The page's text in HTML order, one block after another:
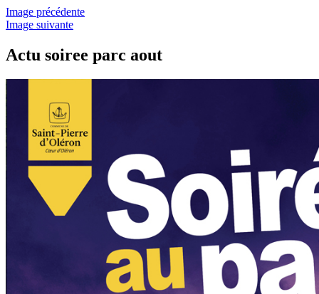
Image précédente
Image suivante
Actu soiree parc aout